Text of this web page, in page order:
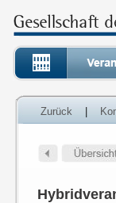
Zurück